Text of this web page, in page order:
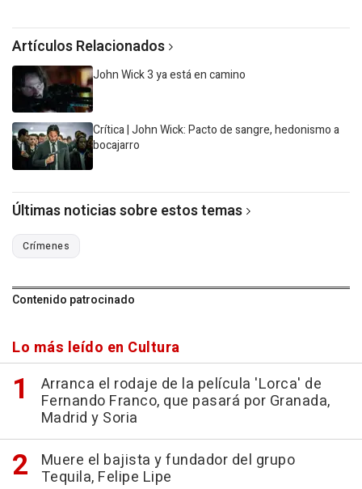
Artículos Relacionados
John Wick 3 ya está en camino
Crítica | John Wick: Pacto de sangre, hedonismo a
bocajarro
Últimas noticias sobre estos temas
Crímenes
Contenido patrocinado
Lo más leído en Cultura
Arranca el rodaje de la película 'Lorca' de
Fernando Franco, que pasará por Granada,
Madrid y Soria
Muere el bajista y fundador del grupo
Tequila, Felipe Lipe